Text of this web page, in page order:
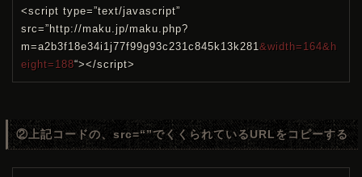
<script type=”text/javascript”
src=”http://maku.jp/maku.php?
m=a2b3f18e34i1j77f99g93c231c845k13k281&width=164&h
eight=188“></script>
②上記コードの、src=“”でくくられているURLをコピーする